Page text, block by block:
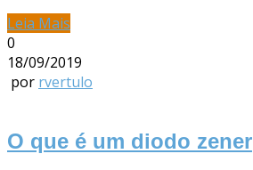
Leia Mais
0
18/09/2019
por rvertulo
O que é um diodo zener